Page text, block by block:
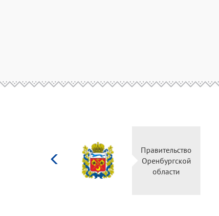
культуры
Российской
Правительство
Оренбургской
области